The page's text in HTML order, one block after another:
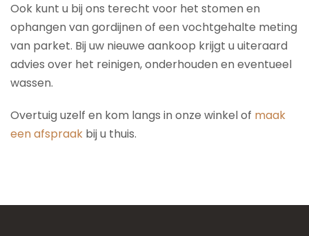
Ook kunt u bij ons terecht voor het stomen en
ophangen van gordijnen of een vochtgehalte meting
van parket. Bij uw nieuwe aankoop krijgt u uiteraard
advies over het reinigen, onderhouden en eventueel
wassen.
Overtuig uzelf en kom langs in onze winkel of maak
een afspraak bij u thuis.